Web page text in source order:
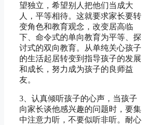
望独立，希望别人把他们当成大
人，平等相待。这就要求家长要转
变角色和教育观念，改变居高临
下、命令式的单向教育为平等、探
讨式的双向教育。从单纯关心孩子
的生活起居转变到指导孩子的发展
和成长，努力成为孩子的良师益
友。
3、认真倾听孩子的心声，当孩子
向家长谈他感兴趣的问题时，要集
中注意力听，不要似听非听。耐心